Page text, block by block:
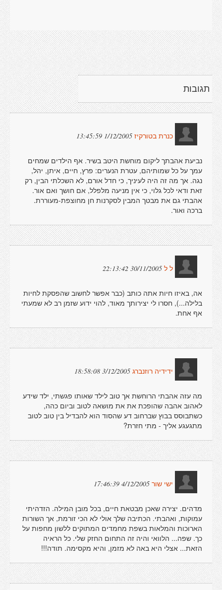
תגובות
כנרת בטורקיז 1/12/2005 13:45:59
נביעת אהבתך ליקום מוחשת היטב בשיר. אף הילדים שמחים
עמך על כל שמותיהם, עטרת הנערים: פרץ, חיים, איתן, יהל,
נגה. אך מה זה היה לעיניך, כי חדל אורם, לא השכלתי הבין, רק
זאת ודאי לכל גלוי, כי אין מניעה מלפלל, אם חושך ואם אור.
אהבתי גם את מבטך המבין לסקרנות חן מחוצפת-מעוררת.
ברכה ואור.
ל ל 30/11/2005 22:13:42
אה, באיזו חיות אתה כותב (כבר אפשר לחשוב שהפסקת לחיות
בלילה...), חסרו לי יצירותך מאוד, להוי ידוע שזמן רב לא שמעתי
אף אחת.
ידידיה רוזנברג 3/12/2005 18:58:08
מה עזה אהבתי הרוחשת אך טוב לילד שאותו פגשתי, ילד שידע
לאהוב אהבה שהופכת את את מושאה לטוב וביום כהה,
כשתבוסס בבוץ שברחוב דע שהסוד הוא להבדיל בין טוב לטוב
מתגעגע אליך - מתי חזרת?
ישי שור 4/12/2005 17:46:39
מדהים. יצירה שאכן מבטאת חיים, בכל מובן המילה. הזדהיתי
עמוקות, ואהבתי. הכתיבה שלך אולי לא הכי זורמת, אך השורות
הארוכות והמלאות בשפת מחמדים המתוקים ללשון מחפות על
כך. שפה... הלוואי והיה זה התחום החזק שלי. כל הראיה
הזאת... אצלי היא באה לא מזמן, והיא מקסימה. תודה!!!